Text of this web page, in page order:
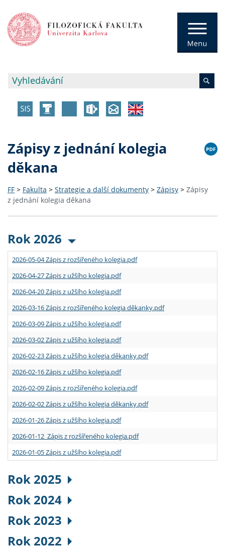
Zápisy z jednání kolegia
děkana
FF > Fakulta > Strategie a další dokumenty > Zápisy > Zápisy
z jednání kolegia děkana
Rok 2026
2026-05-04 Zápis z rozšířeného kolegia.pdf
2026-04-27 Zápis z užšího kolegia.pdf
2026-04-20 Zápis z užšího kolegia.pdf
2026-03-16 Zápis z rozšířeného kolegia děkanky.pdf
2026-03-09 Zápis z užšího kolegia.pdf
2026-03-02 Zápis z užšího kolegia.pdf
2026-02-23 Zápis z užšího kolegia děkanky.pdf
2026-02-16 Zápis z užšího kolegia.pdf
2026-02-09 Zápis z rozšířeného kolegia.pdf
2026-02-02 Zápis z užšího kolegia děkanky.pdf
2026-01-26 Zápis z užšího kolegia.pdf
2026-01-12 Zápis z rozšířeného kolegia.pdf
2026-01-05 Zápis z užšího kolegia.pdf
Rok 2025
Rok 2024
Rok 2023
Rok 2022